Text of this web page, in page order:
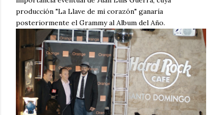
producción "La Llave de mi corazón" ganaría
posteriormente el Grammy al Album del Año.